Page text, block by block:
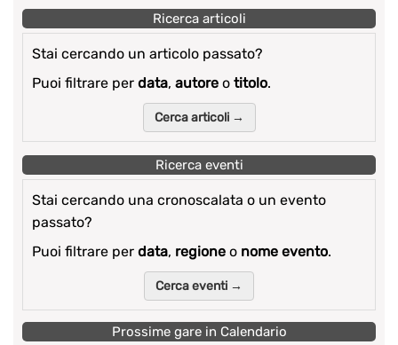
Ricerca articoli
Stai cercando un articolo passato?
Puoi filtrare per data, autore o titolo.
Cerca articoli →
Ricerca eventi
Stai cercando una cronoscalata o un evento
passato?
Puoi filtrare per data, regione o nome evento.
Cerca eventi →
Prossime gare in Calendario